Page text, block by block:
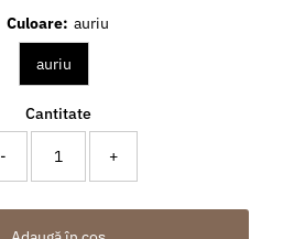
Culoare: auriu
auriu
Cantitate
- +